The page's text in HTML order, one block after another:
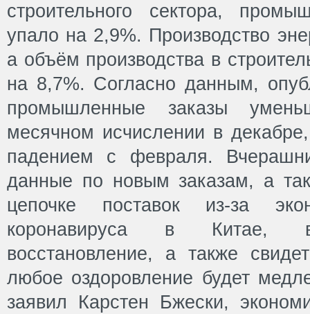
строительного сектора,
упало на 2,9%. Производство
а объём производства в
на 8,7%. Согласно данным,
промышленные заказы
месячном исчислении в
падением с февраля.
данные по новым заказам, а
цепочке поставок из-за
коронавируса в Китае,
восстановление, а также
любое оздоровление будет
заявил Карстен Бжески,